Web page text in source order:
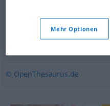
durchmachen
(jemandem) geschehen,
© OpenThesaurus.de
Mehr Optionen